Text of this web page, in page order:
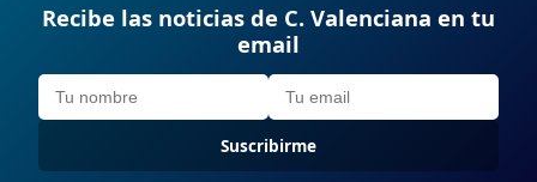
Recibe las noticias de C. Valenciana en tu
email
Suscribirme